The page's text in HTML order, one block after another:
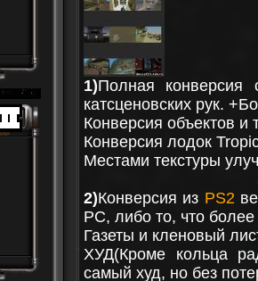
1)Полная
катсценовских рук.
Конверсия объектов и
Конверсия лодок
Местами текстуры
2)Конверсия из PS2
РС, либо то, что более
Газеты и кленовый
ХУД(Кроме кольца
самый худ, но без